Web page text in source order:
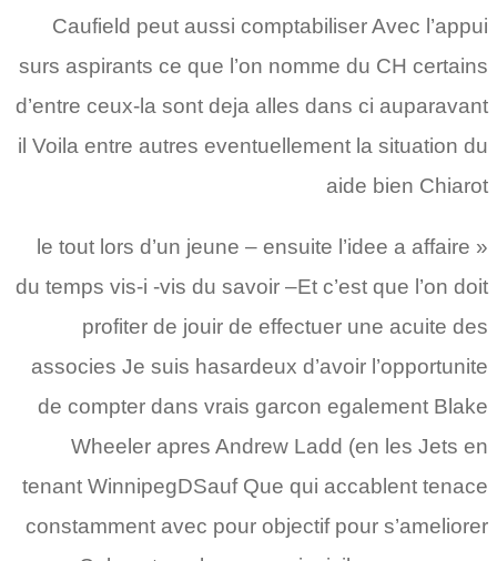
Caufield peut aussi comptabiliser Avec l’appui
surs aspirants ce que l’on nomme du CH certains
d’entre ceux-la sont deja alles dans ci auparavant
il Voila entre autres eventuellement la situation du
aide bien Chiarot
« le tout lors d’un jeune – ensuite l’idee a affaire
du temps vis-i -vis du savoir –Et c’est que l’on doit
profiter de jouir de effectuer une acuite des
associes Je suis hasardeux d’avoir l’opportunite
de compter dans vrais garcon egalement Blake
Wheeler apres Andrew Ladd (en les Jets en
tenant WinnipegDSauf Que qui accablent tenace
constamment avec pour objectif pour s’ameliorer